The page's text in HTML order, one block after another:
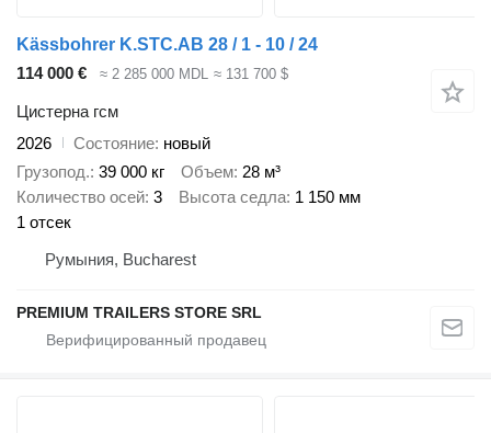
Kässbohrer K.STC.AB 28 / 1 - 10 / 24
114 000 €
≈ 2 285 000 MDL ≈ 131 700 $
Цистерна гсм
2026
Состояние новый
Грузопод. 39 000 кг Объем 28 м³
Количество осей 3 Высота седла 1 150 мм
1 отсек
Румыния, Bucharest
PREMIUM TRAILERS STORE SRL